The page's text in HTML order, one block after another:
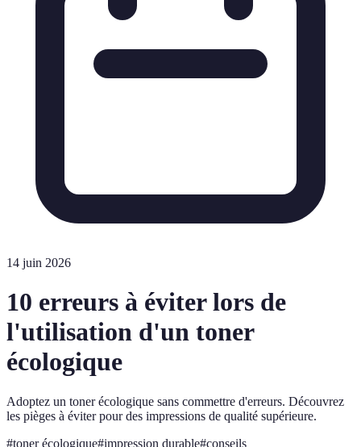
14 juin 2026
10 erreurs à éviter lors de
l'utilisation d'un toner
écologique
Adoptez un toner écologique sans commettre d'erreurs. Découvrez
les pièges à éviter pour des impressions de qualité supérieure.
#toner écologique#impression durable#conseils